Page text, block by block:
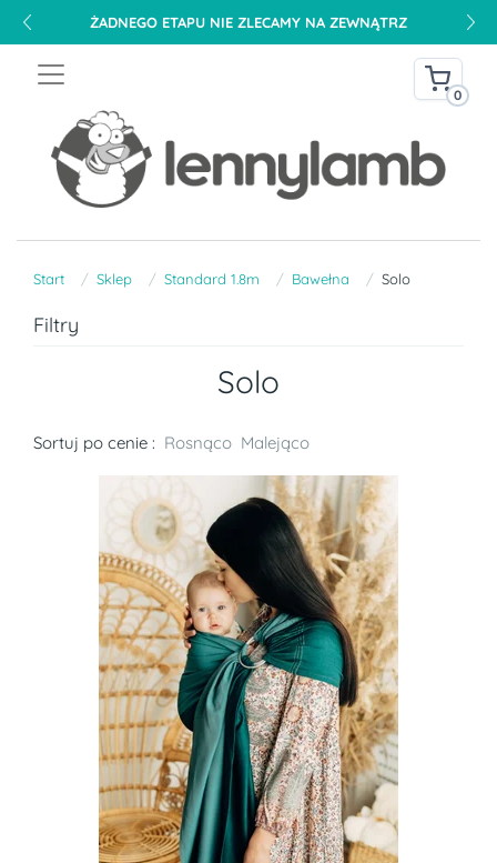
ŻADNEGO ETAPU NIE ZLECAMY NA ZEWNĄTRZ
0
Start Sklep Standard 1.8m Bawełna Solo
Filtry
Solo
Sortuj po cenie : Rosnąco Malejąco